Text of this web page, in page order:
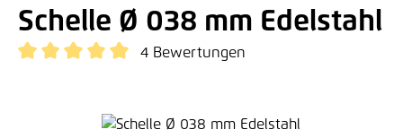
Schelle Ø 038 mm Edelstahl
4 Bewertungen
Bildergalerie überspringen